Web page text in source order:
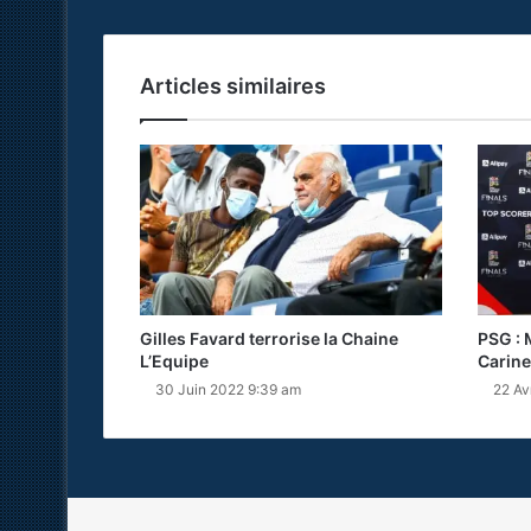
Articles similaires
Gilles Favard terrorise la Chaine
L’Equipe
30 Juin 2022 9:39 am
PSG :
22